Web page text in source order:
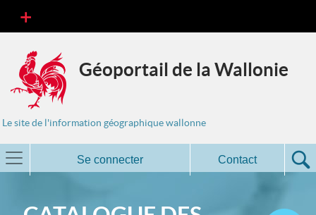
Géoportail de la Wallonie
Le site de l'information géographique wallonne
Se connecter Contact